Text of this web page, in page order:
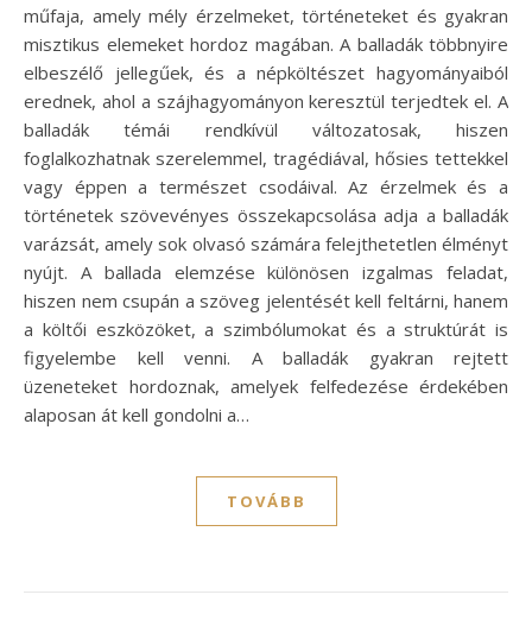
műfaja, amely mély érzelmeket, történeteket és gyakran
misztikus elemeket hordoz magában. A balladák többnyire
elbeszélő jellegűek, és a népköltészet hagyományaiból
erednek, ahol a szájhagyományon keresztül terjedtek el. A
balladák témái rendkívül változatosak, hiszen
foglalkozhatnak szerelemmel, tragédiával, hősies tettekkel
vagy éppen a természet csodáival. Az érzelmek és a
történetek szövevényes összekapcsolása adja a balladák
varázsát, amely sok olvasó számára felejthetetlen élményt
nyújt. A ballada elemzése különösen izgalmas feladat,
hiszen nem csupán a szöveg jelentését kell feltárni, hanem
a költői eszközöket, a szimbólumokat és a struktúrát is
figyelembe kell venni. A balladák gyakran rejtett
üzeneteket hordoznak, amelyek felfedezése érdekében
alaposan át kell gondolni a…
TOVÁBB